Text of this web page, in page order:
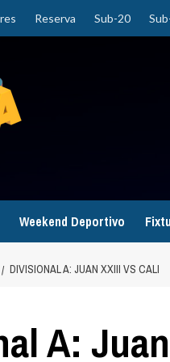
Reserva Sub-20
Weekend Deportivo
DIVISIONAL A: JUAN XXIII VS CALI
A: